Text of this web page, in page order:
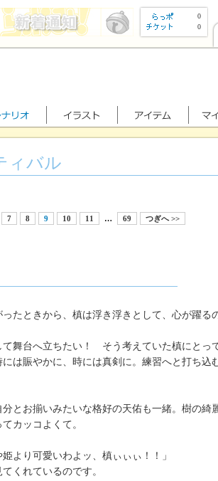
0
0
ィバル
7 8 9 10 11 … 69 つぎへ >>
たときから、槙は浮き浮きとして、心が躍る
舞台へ立ちたい！ そう考えていた槙にとっ
は賑やかに、時には真剣に。練習へと打ち込
とお揃いみたいな格好の天佑も一緒。樹の綺
カッコよくて。
り可愛いわよッ、槙ぃぃぃ！！」
くれているのです。